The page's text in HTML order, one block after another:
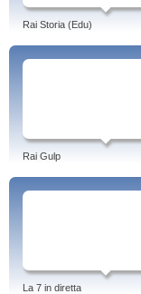
Rai Storia (Edu)
Rai Gulp
La 7 in diretta